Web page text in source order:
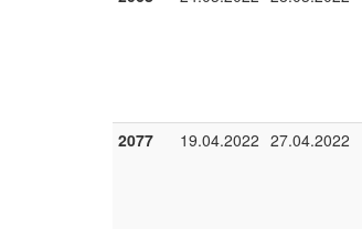
2077 19.04.2022 27.04.2022